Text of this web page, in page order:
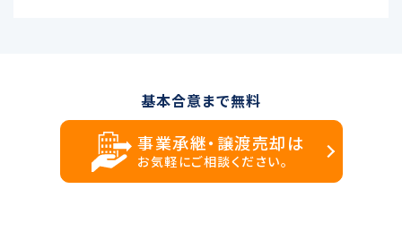
基本合意まで無料
事業承継・譲渡売却は
お気軽にご相談ください。